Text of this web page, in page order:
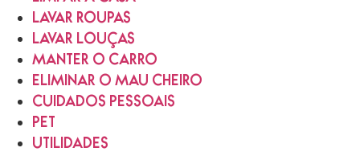
LAVAR ROUPAS
LAVAR LOUÇAS
MANTER O CARRO
ELIMINAR O MAU CHEIRO
CUIDADOS PESSOAIS
PET
UTILIDADES